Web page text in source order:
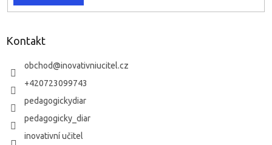
Kontakt
obchod@inovativniucitel.cz
+420723099743
pedagogickydiar
pedagogicky_diar
inovativní učitel